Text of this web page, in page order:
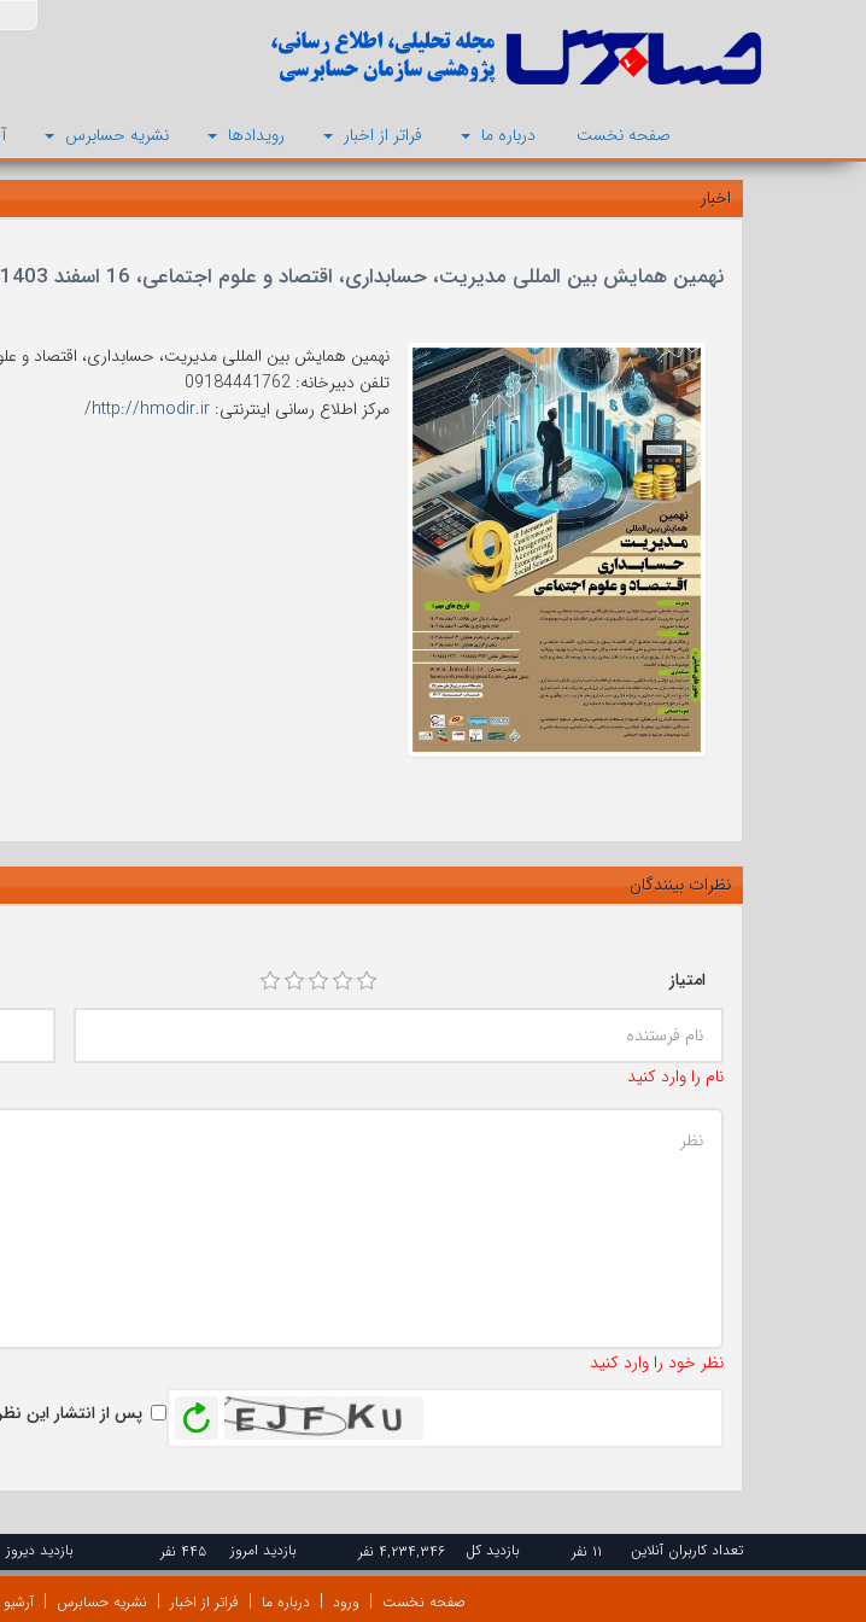
صفحه نخست درباره ما فراتر از اخبار رویدادها نشریه حسابرس
اخبار
نهمین همایش بین المللی مدیریت، حسابداری، اقتصاد و علوم اجتماعی، 16 اسفند 1403
نهمین همایش بین المللی مدیریت، حسابداری، اقتصاد و علوم اجتماعی در تاریخ 16 اسفند
تلفن دبیرخانه: 09184441762
مرکز اطلاع رسانی اینترنتی: http://hmodir.ir
/
نظرات بینندگان
امتیاز
نام را وارد کنید
نظر خود را وارد کنید
بازخوانیپس از انتشار این
تعداد کاربران آنلاین ۱۱ نفر بازدید کل ۴,۲۳۴,۳۴۶ نفر بازدید امروز ۴۴۵ نفر بازدید دیروز
صفحه نخست ورود درباره ما فراتر از اخبار نشریه حسابرس